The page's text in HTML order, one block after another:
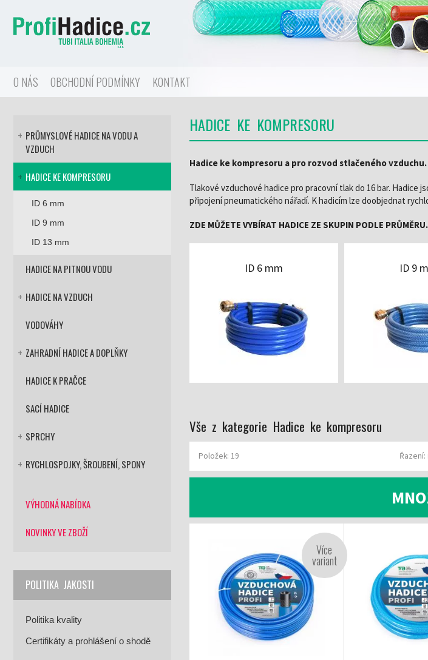
O NÁS OBCHODNÍ PODMÍNKY KONTAKT
HADICE KE KOMPRESORU
Hadice ke kompresoru a pro rozvod stlačeného vzduchu.
Tlakové vzduchové hadice pro pracovní tlak do 16 bar. Hadice
připojení pneumatického nářadí. K hadicím lze doobjednat
ZDE MŮŽETE VYBÍRAT HADICE ZE SKUPIN PODLE
ID 6 mm ID 9
Vše z kategorie Hadice ke kompresoru
Položek: 19 Řazení:
Více
variant
Vzduchová hadice superelastic 6x12 mm
+ PRŮMYSLOVÉ HADICE NA VODU A
VZDUCH
+ HADICE KE KOMPRESORU
ID 6 mm
ID 9 mm
ID 13 mm
HADICE NA PITNOU VODU
+ HADICE NA VZDUCH
VODOVÁHY
+ ZAHRADNÍ HADICE A DOPLŇKY
HADICE K PRAČCE
SACÍ HADICE
+ SPRCHY
+ RYCHLOSPOJKY, ŠROUBENÍ, SPONY
VÝHODNÁ NABÍDKA
NOVINKY VE ZBOŽÍ
POLITIKA JAKOSTI
Politika kvality
Certifikáty a prohlášení o shodě